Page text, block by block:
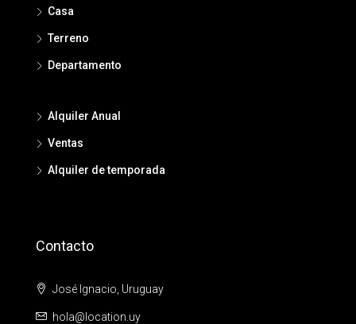
Casa
Terreno
Departamento
Alquiler Anual
Ventas
Alquiler de temporada
Contacto
José Ignacio, Uruguay
hola@location.uy